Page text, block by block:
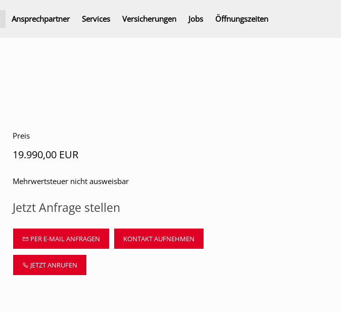
Ansprechpartner Services Versicherungen Jobs Öffnungszeiten
Preis
19.990,00 EUR
Mehrwertsteuer nicht ausweisbar
Jetzt Anfrage stellen
PER E-MAIL ANFRAGEN KONTAKT AUFNEHMEN
JETZT ANRUFEN